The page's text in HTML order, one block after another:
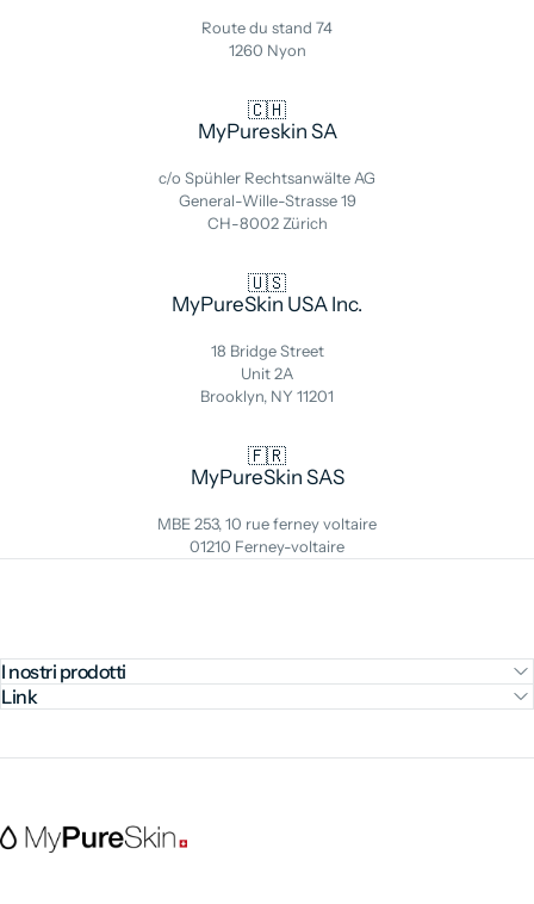
Route du stand 74
1260 Nyon
🇨🇭
MyPureskin SA
c/o Spühler Rechtsanwälte AG
General-Wille-Strasse 19
CH-8002 Zürich
🇺🇸
MyPureSkin USA Inc.
18 Bridge Street
Unit 2A
Brooklyn, NY 11201
🇫🇷
MyPureSkin SAS
MBE 253, 10 rue ferney voltaire
01210 Ferney-voltaire
I nostri prodotti
Link
MyPureSkin SA